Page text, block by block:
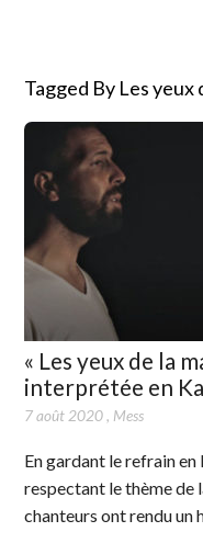
Tagged By Les yeux
« Les yeux de la
interprétée en
7 août 2020, Mess
En gardant le refrain
respectant le thème de
chanteurs ont rendu un